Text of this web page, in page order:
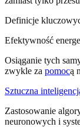
Definicje
Efektywność
Osiąganie tych
zwykle za pomocą
Sztuczna
Zastosowanie
neuronowych i